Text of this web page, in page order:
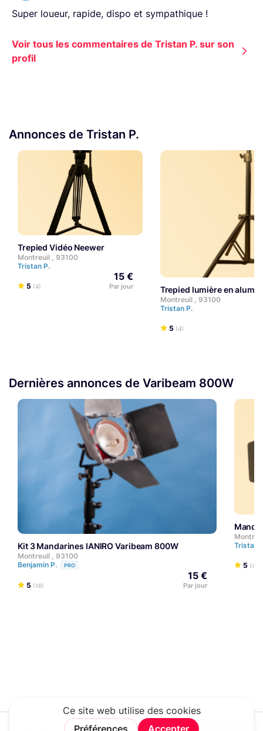
Super loueur, rapide, dispo et sympathique !
Voir tous les commentaires de Tristan P. sur son
profil
Annonces de Tristan P.
Trepied Vidéo Neewer
Montreuil , 93100
Tristan P.
5 (4)
15 €
Par jour Trepied lumière en
Montreuil , 93100
Tristan P.
5 (4)
Dernières annonces de Varibeam 800W
Kit 3 Mandarines IANIRO Varibeam 800W
Montreuil , 93100
Benjamin P.
PRO
5 (16)
15 €
Par jour
Tristan
5 (4)